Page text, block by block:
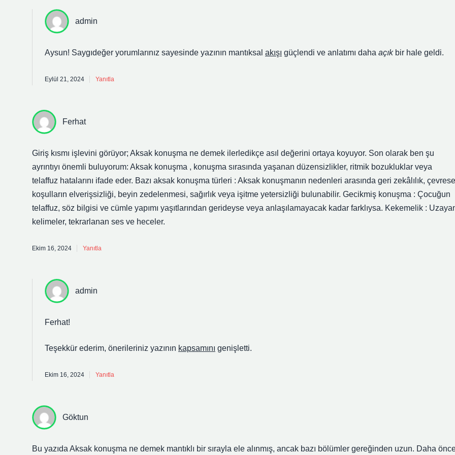
admin
Aysun! Saygıdeğer yorumlarınız sayesinde yazının mantıksal akışı güçlendi ve anlatımı daha açıkbir hale geldi.
Eylül 21, 2024 Yanıtla
Ferhat
Giriş kısmı işlevini görüyor; Aksak konuşma ne demek ilerledikçe asıl değerini ortaya koyuyor. Son olarak ben şu
ayrıntıyı önemli buluyorum: Aksak konuşma , konuşma sırasında yaşanan düzensizlikler, ritmik bozukluklar veya
telaffuz hatalarını ifade eder. Bazı aksak konuşma türleri : Aksak konuşmanın nedenleri arasında geri zekâlılık,
koşulların elverişsizliği, beyin zedelenmesi, sağırlık veya işitme yetersizliği bulunabilir. Gecikmiş konuşma : Çocuğun
telaffuz, söz bilgisi ve cümle yapımı yaşıtlarından gerideyse veya anlaşılamayacak kadar farklıysa. Kekemelik :
kelimeler, tekrarlanan ses ve heceler.
Ekim 16, 2024 Yanıtla
admin
Ferhat!
Teşekkür ederim, önerileriniz yazının kapsamını genişletti.
Ekim 16, 2024 Yanıtla
Göktun
Bu yazıda Aksak konuşma ne demek mantıklı bir sırayla ele alınmış, ancak bazı bölümler gereğinden uzun. Daha